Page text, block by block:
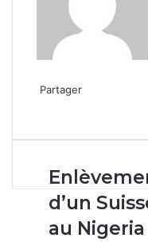
Partager
email
Enlèvement
d’un
Suisse
au
Nigeria
d’un
au Nigeria